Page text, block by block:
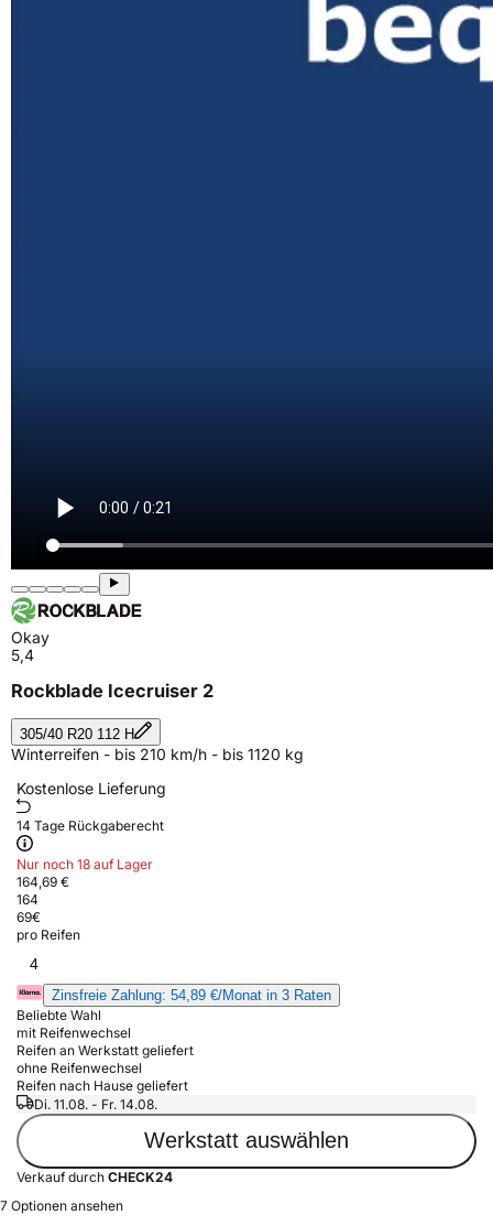
Okay
5,4
Rockblade Icecruiser 2
305/40 R20 112 H
Winterreifen - bis 210 km/h - bis 1120 kg
Kostenlose Lieferung
14 Tage Rückgaberecht
Nur noch 18 auf Lager
164,69 €
164
69€
pro Reifen
4
Zinsfreie Zahlung: 54,89 €/Monat in 3 Raten
Beliebte Wahl
mit Reifenwechsel
Reifen an Werkstatt geliefert
ohne Reifenwechsel
Reifen nach Hause geliefert
Di. 11.08. - Fr. 14.08.
Werkstatt auswählen
Verkauf durch CHECK24
7 Optionen ansehen